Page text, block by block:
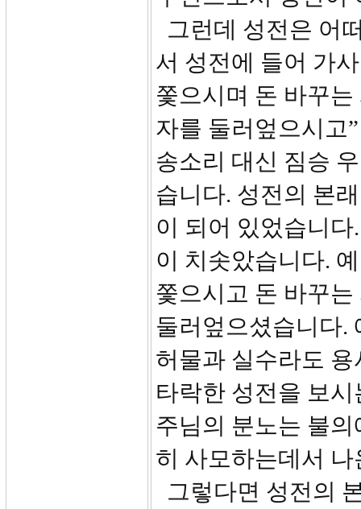
그런데 성전은 어
서 성전에 들어 가
쫓으시며 돈 바꾸
자를 둘러엎으시고
송소리 대신 짐승
습니다. 성전의 본
이 되어 있었습니
이 치솟았습니다.
쫓으시고 돈 바꾸
둘러엎으셨습니다.
허물과 실수라도
타락한 성전을 보
주님의 분노는 불
히 사모하는데서
그렇다면 성전의